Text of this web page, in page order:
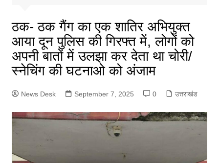
ठक- ठक गैंग का एक शातिर अभियुक्त
आया दून पुलिस की गिरफ्त में, लोगों को
अपनी बातों में उलझा कर देता था चोरी/
स्नेचिंग की घटनाओ को अंजाम
News Desk September 7, 2025 0 उत्तराखंड